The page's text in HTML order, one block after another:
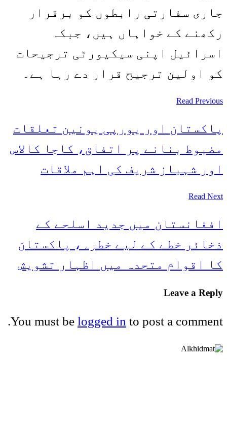
جاری سفارتی رابطوں کو برقرار
رکھنے کے خواہاں ہیں، جبکہ
اسرائیل اپنی سیکیورٹی ترجیحات
کو اولین ترجیح قرار دے رہا ہے۔
Read Previous
پاکستان اور یورپی یونین تعلقات
مضبوط بنانے پر اتفاق، کاجا کالاس
اور شہباز شریف کی اہم ملاقات
Read Next
افغانستان میں جدید اسلحے کے
ذخائر خطے کے لیے خطرہ، پاکستان
کا اقوام متحدہ میں اظہار تشویش
Leave a Reply
You must be logged in to post a comment.